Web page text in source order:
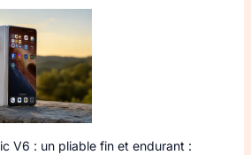
V6 : un pliable fin et endurant :